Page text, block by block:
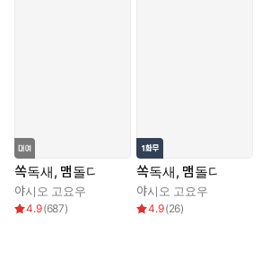
쏙독새, 맴돌다
야시오 고요우
4.9(687)
쏙독새, 맴돌다
야시오 고요우
4.9(26)